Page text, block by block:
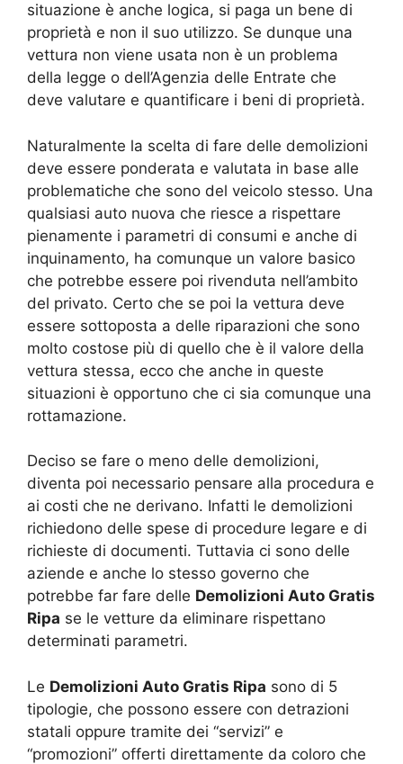
situazione è anche logica, si paga un bene di
proprietà e non il suo utilizzo. Se dunque una
vettura non viene usata non è un problema
della legge o dell’Agenzia delle Entrate che
deve valutare e quantificare i beni di proprietà.
Naturalmente la scelta di fare delle demolizioni
deve essere ponderata e valutata in base alle
problematiche che sono del veicolo stesso. Una
qualsiasi auto nuova che riesce a rispettare
pienamente i parametri di consumi e anche di
inquinamento, ha comunque un valore basico
che potrebbe essere poi rivenduta nell’ambito
del privato. Certo che se poi la vettura deve
essere sottoposta a delle riparazioni che sono
molto costose più di quello che è il valore della
vettura stessa, ecco che anche in queste
situazioni è opportuno che ci sia comunque una
rottamazione.
Deciso se fare o meno delle demolizioni,
diventa poi necessario pensare alla procedura e
ai costi che ne derivano. Infatti le demolizioni
richiedono delle spese di procedure legare e di
richieste di documenti. Tuttavia ci sono delle
aziende e anche lo stesso governo che
potrebbe far fare delle Demolizioni Auto Gratis
Ripa se le vetture da eliminare rispettano
determinati parametri.
Le Demolizioni Auto Gratis Ripa sono di 5
tipologie, che possono essere con detrazioni
statali oppure tramite dei “servizi” e
“promozioni” offerti direttamente da coloro che